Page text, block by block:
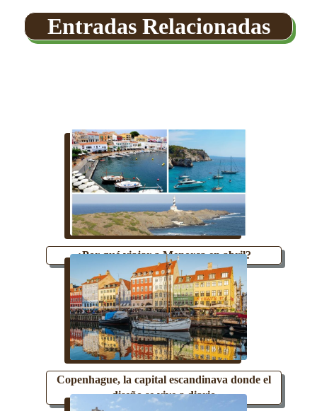
Entradas Relacionadas
¿Por qué viajar a Menorca en abril?
Copenhague, la capital escandinava donde el
diseño se vive a diario